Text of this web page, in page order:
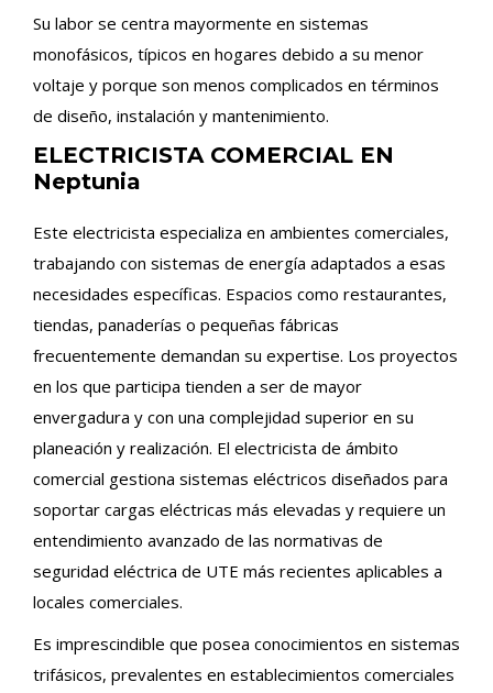
Su labor se centra mayormente en sistemas
monofásicos, típicos en hogares debido a su menor
voltaje y porque son menos complicados en términos
de diseño, instalación y mantenimiento.
ELECTRICISTA COMERCIAL EN
Neptunia
Este electricista especializa en ambientes comerciales,
trabajando con sistemas de energía adaptados a esas
necesidades específicas. Espacios como restaurantes,
tiendas, panaderías o pequeñas fábricas
frecuentemente demandan su expertise. Los proyectos
en los que participa tienden a ser de mayor
envergadura y con una complejidad superior en su
planeación y realización. El electricista de ámbito
comercial gestiona sistemas eléctricos diseñados para
soportar cargas eléctricas más elevadas y requiere un
entendimiento avanzado de las normativas de
seguridad eléctrica de UTE más recientes aplicables a
locales comerciales.
Es imprescindible que posea conocimientos en sistemas
trifásicos, prevalentes en establecimientos comerciales